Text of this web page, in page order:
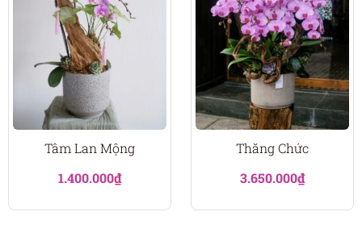
Tâm Lan Mộng
1.400.000₫
Thăng Chức
3.650.000₫